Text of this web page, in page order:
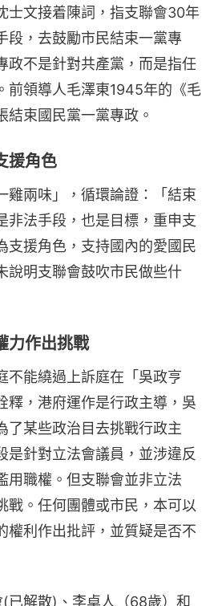
士文接着陳詞，指支聯會30年
段，去鼓勵市民結束一黨專
政不是針對共產黨，而是指任
前領導人毛澤東1945年的《毛
結束國民黨一黨專政。
援角色
雞兩味」，循環論證：「結束
非法手段，也是目標，重申支
支援角色，支持國內的愛國民
說明支聯會鼓吹市民做些什
力作出挑戰
不能繞過上訴庭在「吳政亨
釋，港府運作是行政主導，吳
了某些政治目去挑戰行政主
是針對立法會議員，並涉違反
用職權。但支聯會並非立法
戰。任何團體或市民，本可以
權利作出批評，並質疑是否不
已解散)、李卓人（68歲）和